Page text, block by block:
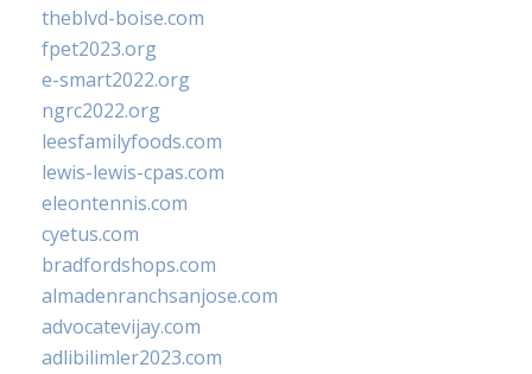
theblvd-boise.com
fpet2023.org
e-smart2022.org
ngrc2022.org
leesfamilyfoods.com
lewis-lewis-cpas.com
eleontennis.com
cyetus.com
bradfordshops.com
almadenranchsanjose.com
advocatevijay.com
adlibilimler2023.com